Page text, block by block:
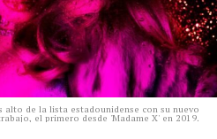
alto de la lista estadounidense con su nuevo
el primero desde 'Madame X' en 2019.